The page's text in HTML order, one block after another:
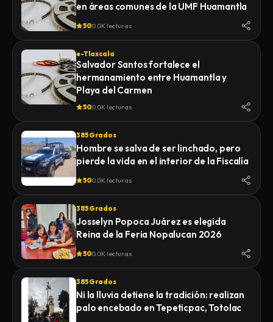
en áreas comunes de la UMF Huamantla
500.0K lecturas
e-Tlaxcala
Salvador Santos fortalece el
hermanamiento entre Huamantla y
Playa del Carmen
500.0K lecturas
385 Grados
Hombre se salva de ser linchado, pero
pierde la vida en el interior de la Fiscalía
500.0K lecturas
385 Grados
Josselyn Popoca Juárez es elegida
Reina de la Feria Nopalucan 2026
500.0K lecturas
385 Grados
Ni la lluvia detiene la tradición: realizan
palo encebado en Tepeticpac, Totolac